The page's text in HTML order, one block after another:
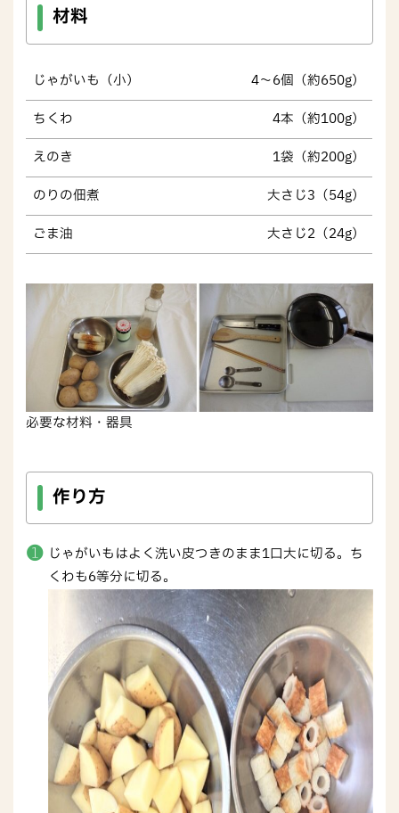
材料
じゃがいも（小） 4～6個（約650g）
ちくわ 4本（約100g）
えのき 1袋（約200g）
のりの佃煮 大さじ3（54g）
ごま油 大さじ2（24g）
必要な材料・器具
作り方
じゃがいもはよく洗い皮つきのまま1口大に切る。ち
くわも6等分に切る。